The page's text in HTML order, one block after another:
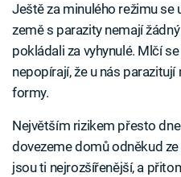
Ještě za minulého režimu se
země s parazity nemají
pokládali za vyhynulé. Mlčí
nepopírají, že u nás
formy.
Největším rizikem přesto
dovezeme domů odněkud
jsou ti nejrozšířenější, a